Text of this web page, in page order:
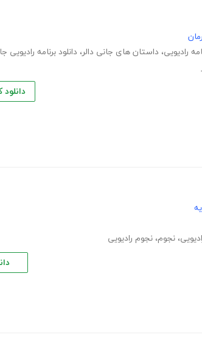
رادیویی، داستان های جانی دالر، دانلود برنامه رادیویی
، نجوم، نجوم رادیویی